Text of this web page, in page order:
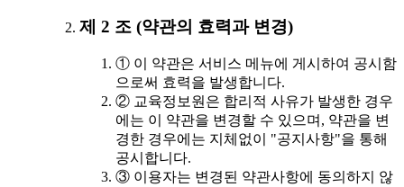
제 2 조 (약관의 효력과 변경)
① 이 약관은 서비스 메뉴에 게시하여 공시함
으로써 효력을 발생합니다.
② 교육정보원은 합리적 사유가 발생한 경우
에는 이 약관을 변경할 수 있으며, 약관을 변
경한 경우에는 지체없이 "공지사항"을 통해
공시합니다.
③ 이용자는 변경된 약관사항에 동의하지 않